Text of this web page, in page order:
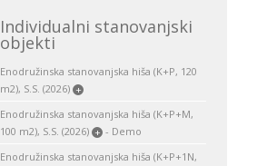
Individualni stanovanjski
objekti
Enodružinska stanovanjska hiša (K+P, 120
m2), S.S. (2026) +
Enodružinska stanovanjska hiša (K+P+M,
100 m2), S.S. (2026) + - Demo
Enodružinska stanovanjska hiša (K+P+1N,